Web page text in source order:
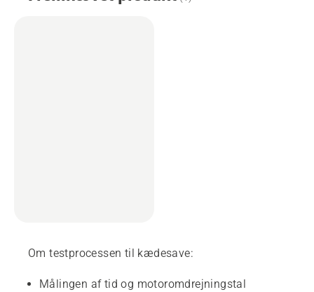
Om testprocessen til kædesave:
Målingen af tid og motoromdrejningstal